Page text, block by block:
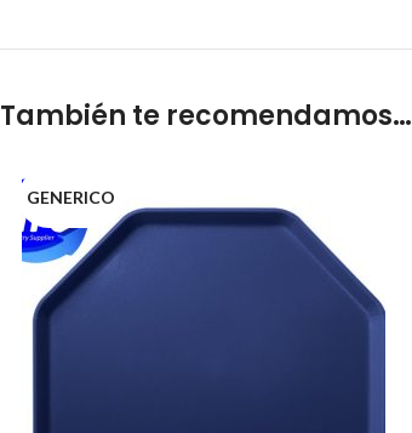
También te recomendamos…
GENERICO